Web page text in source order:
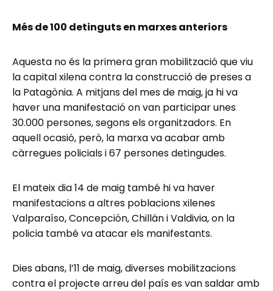
Més de 100 detinguts en marxes anteriors
Aquesta no és la primera gran mobilització que viu
la capital xilena contra la construcció de preses a
la Patagònia. A mitjans del mes de maig, ja hi va
haver una manifestació on van participar unes
30.000 persones, segons els organitzadors. En
aquell ocasió, però, la marxa va acabar amb
càrregues policials i 67 persones detingudes.
El mateix dia 14 de maig també hi va haver
manifestacions a altres poblacions xilenes
Valparaíso, Concepción, Chillán i Valdivia, on la
policia també va atacar els manifestants.
Dies abans, l’11 de maig, diverses mobilitzacions
contra el projecte arreu del país es van saldar amb